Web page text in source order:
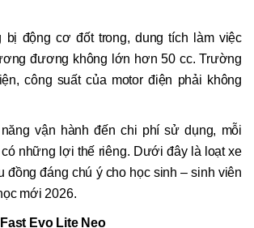
bị động cơ đốt trong, dung tích làm việc
đương không lớn hơn 50 cc. Trường
công suất của motor điện phải không
vận hành đến chi phí sử dụng, mỗi
những lợi thế riêng. Dưới đây là loạt xe
đồng đáng chú ý cho học sinh – sinh viên
mới 2026.
Evo Lite Neo